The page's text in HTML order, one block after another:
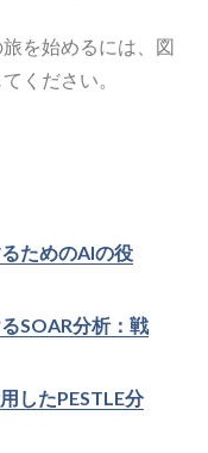
を始めるには、図
ください。
ためのAIの役
SOAR分析：戦
したPESTLE分